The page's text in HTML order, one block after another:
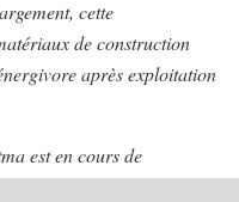
cette
de construction
après exploitation
est en cours de
sous ma